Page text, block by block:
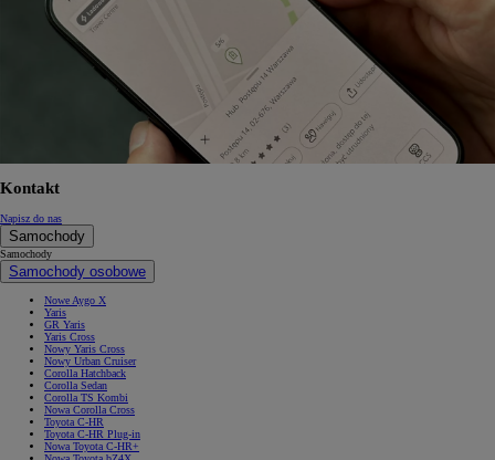
Kontakt
Napisz do nas
Samochody
Samochody
Samochody osobowe
Nowe Aygo X
Yaris
GR Yaris
Yaris Cross
Nowy Yaris Cross
Nowy Urban Cruiser
Corolla Hatchback
Corolla Sedan
Corolla TS Kombi
Nowa Corolla Cross
Toyota C-HR
Toyota C-HR Plug-in
Nowa Toyota C-HR+